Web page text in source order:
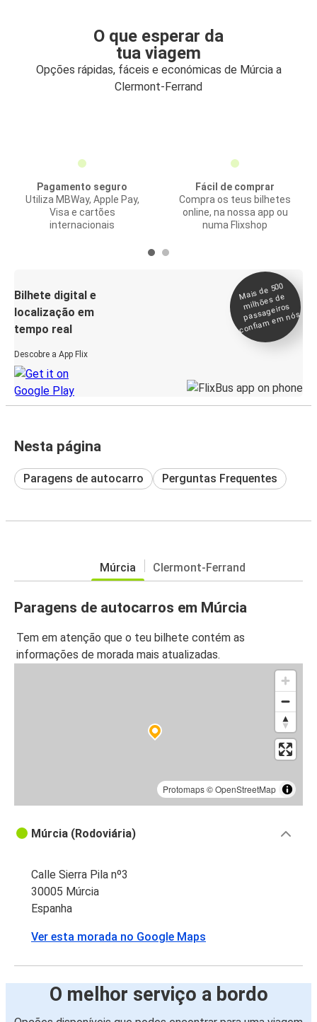
O que esperar da
tua viagem
Opções rápidas, fáceis e económicas de Múrcia a
Clermont-Ferrand
Pagamento seguro
Utiliza MBWay, Apple Pay,
Visa e cartões
internacionais
Fácil de comprar
Compra os teus bilhetes
online, na nossa app ou
numa Flixshop
Bilhete digital e
localização em
tempo real
Descobre a App Flix
Mais de 500
milhões de
passageiros
confia
m e
m nós
Nesta página
Paragens de autocarro Perguntas Frequentes
Múrcia Clermont-Ferrand
Paragens de autocarros em Múrcia
Tem em atenção que o teu bilhete contém as
informações de morada mais atualizadas.
Protomaps©OpenStreetMap
Múrcia (Rodoviária)
Calle Sierra Pila nº3
30005 Múrcia
Espanha
Ver esta morada no Google Maps
O melhor serviço a bordo